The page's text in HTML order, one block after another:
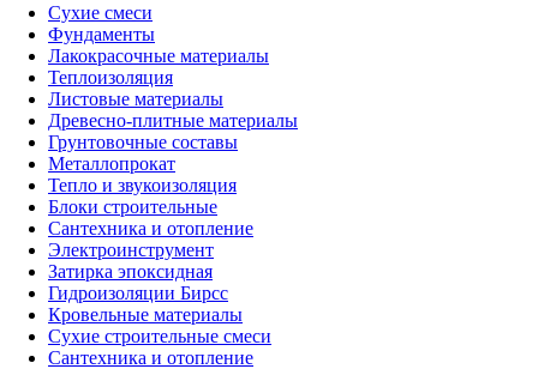
Сухие смеси
Фундаменты
Лакокрасочные материалы
Теплоизоляция
Листовые материалы
Древесно-плитные материалы
Грунтовочные составы
Металлопрокат
Тепло и звукоизоляция
Блоки строительные
Сантехника и отопление
Электроинструмент
Затирка эпоксидная
Гидроизоляции Бирсс
Кровельные материалы
Сухие строительные смеси
Сантехника и отопление